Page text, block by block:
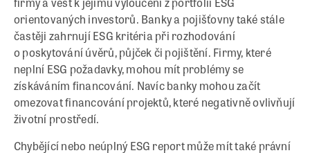
orientovaných investorů. Banky a pojišťovny také stále
častěji zahrnují ESG kritéria při rozhodování
o poskytování úvěrů, půjček či pojištění. Firmy, které
neplní ESG požadavky, mohou mít problémy se
získáváním financování. Navíc banky mohou začít
omezovat financování projektů, které negativně ovlivňují
životní prostředí.
Chybějící nebo neúplný ESG report může mít také právní